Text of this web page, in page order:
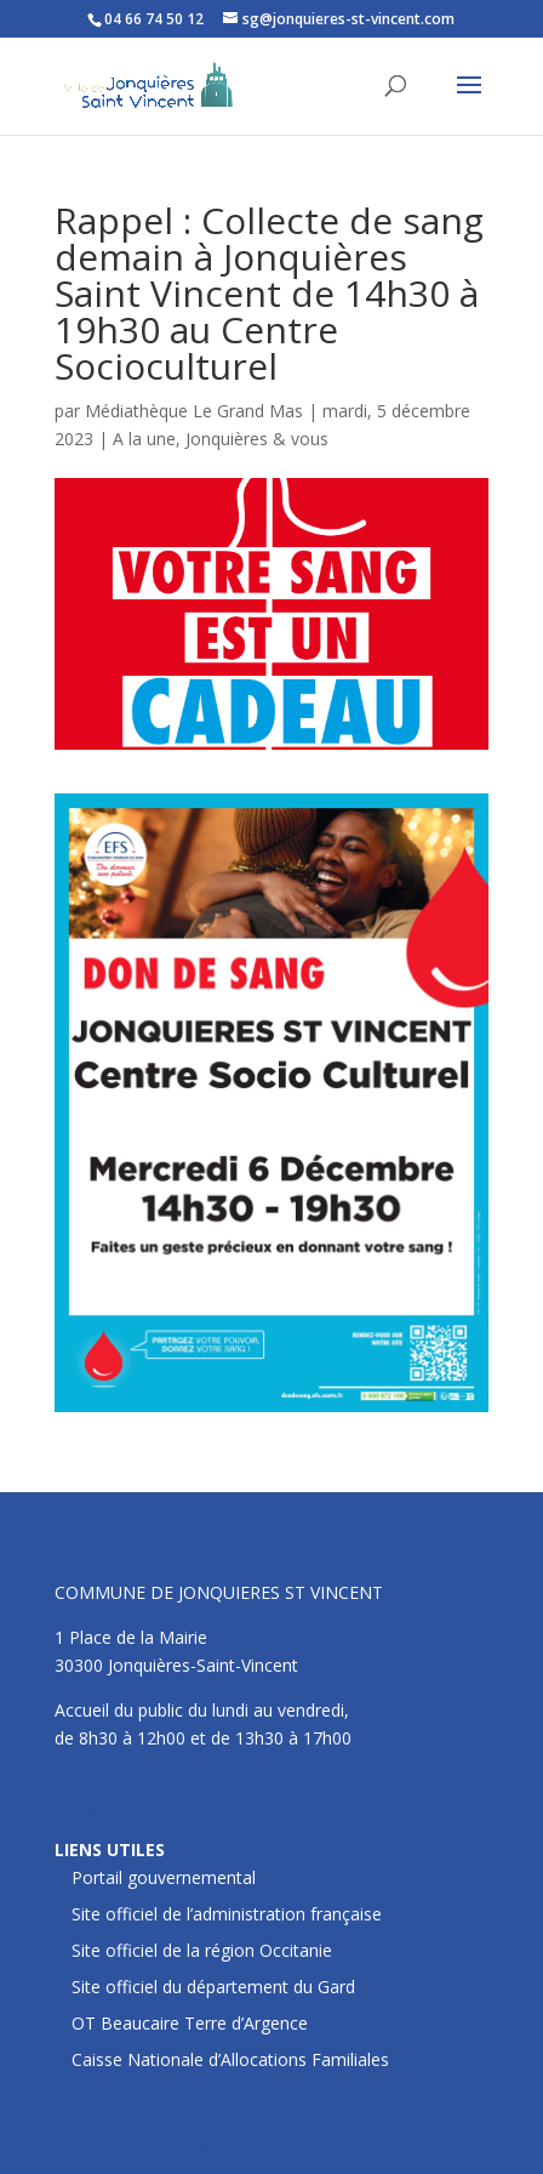
Ouvrir la barre d’outils
04 66 74 50 12 sg@jonquieres-st-vincent.com
Rappel : Collecte de sang
demain à Jonquières
Saint Vincent de 14h30 à
19h30 au Centre
Socioculturel
par Médiathèque Le Grand Mas | mardi, 5 décembre
2023 | A la une, Jonquières & vous
COMMUNE DE JONQUIERES ST VINCENT
1 Place de la Mairie
30300 Jonquières-Saint-Vincent
Accueil du public du lundi au vendredi,
de 8h30 à 12h00 et de 13h30 à 17h00
LIENS UTILES
Portail gouvernemental
Site officiel de l’administration française
Site officiel de la région Occitanie
Site officiel du département du Gard
OT Beaucaire Terre d’Argence
Caisse Nationale d’Allocations Familiales